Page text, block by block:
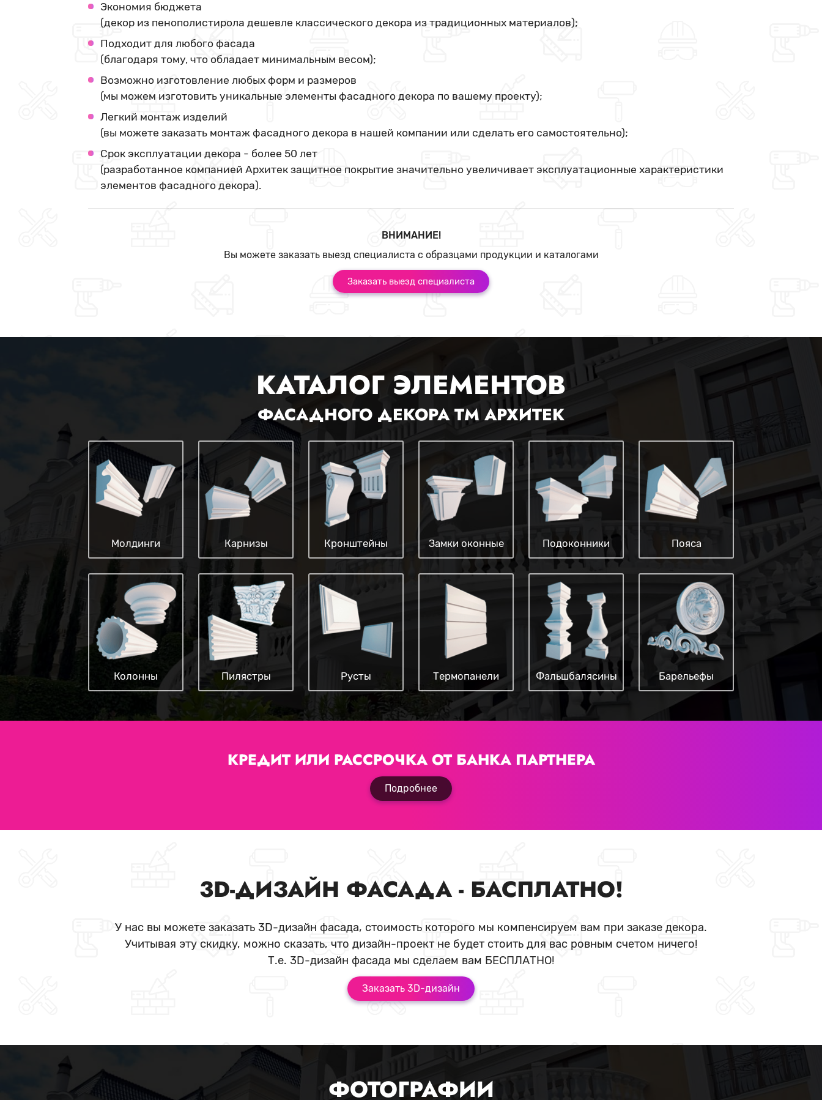
Экономия бюджета
(декор из пенополистирола дешевле классического декора из традиционных материалов);
Подходит для любого фасада
(благодаря тому, что обладает минимальным весом);
Возможно изготовление любых форм и размеров
(мы можем изготовить уникальные элементы фасадного декора по вашему проекту);
Легкий монтаж изделий
(вы можете заказать монтаж фасадного декора в нашей компании или сделать его самостоятельно);
Срок эксплуатации декора - более 50 лет
(разработанное компанией Архитек защитное покрытие значительно увеличивает эксплуатационные характеристики
элементов фасадного декора).
ВНИМАНИЕ!
Вы можете заказать выезд специалиста с образцами продукции и каталогами
Заказать выезд специалиста
КАТАЛОГ ЭЛЕМЕНТОВ
ФАСАДНОГО ДЕКОРА ТМ АРХИТЕК
Молдинги Карнизы Кронштейны Замки оконные Подоконники Пояса
Колонны Пилястры Русты Термопанели Фальшбалясины Барельефы
КРЕДИТ ИЛИ РАССРОЧКА ОТ БАНКА ПАРТНЕРА
Подробнее
3D-ДИЗАЙН ФАСАДА - БАСПЛАТНО!
У нас вы можете заказать 3D-дизайн фасада, стоимость которого мы компенсируем вам при заказе декора.
Учитывая эту скидку, можно сказать, что дизайн-проект не будет стоить для вас ровным счетом ничего!
Т.е. 3D-дизайн фасада мы сделаем вам БЕСПЛАТНО!
Заказать 3D-дизайн
ФОТОГРАФИИ